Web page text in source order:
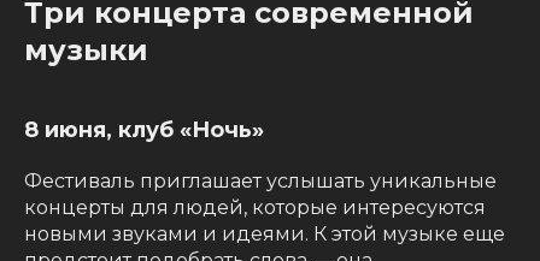
Три концерта современной
музыки
8 июня, клуб «Ночь»
Фестиваль приглашает услышать уникальные
концерты для людей, которые интересуются
новыми звуками и идеями. К этой музыке еще